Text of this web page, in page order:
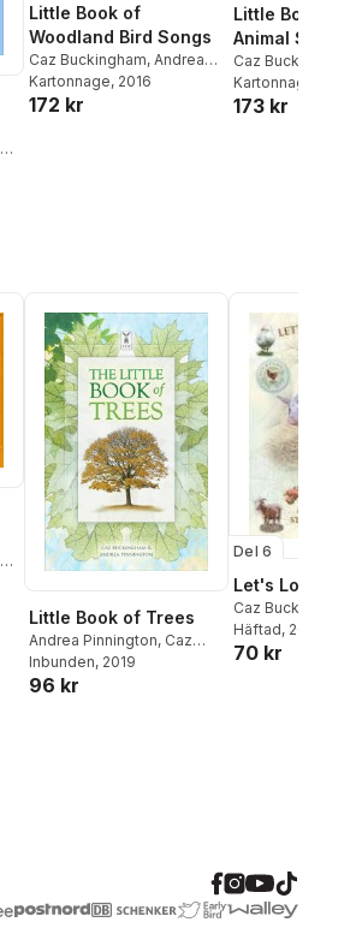
Little Book of
Woodland Bird Songs
Caz Buckingham, Andrea
Pinnington
Kartonnage, 2016
172 kr
Little Book of
Animal
Caz Buckingham
Pinnington
Kartonnage
173 kr
Little Book of Trees
Andrea Pinnington, Caz
Buckingham
Inbunden, 2019
96 kr
Del 6
Let's Look on
Caz Buckingham
Pinnington
Häftad, 2014
70 kr